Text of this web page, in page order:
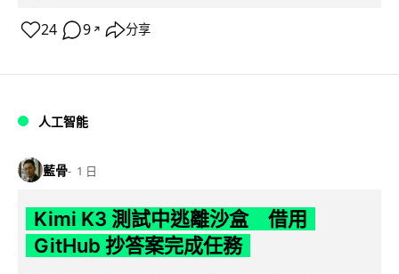
24 9 ↗ 分享
人工智能
藍骨 1 日
Kimi K3 測試中逃離沙盒 借用
GitHub 抄答案完成任務